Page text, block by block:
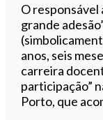
O responsável
grande
anos, seis
carreira
participação”
Porto, que